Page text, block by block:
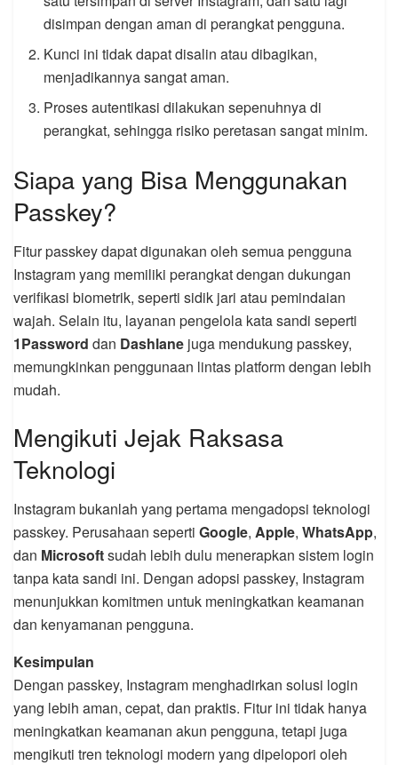
disimpan dengan aman di perangkat pengguna.
Kunci ini tidak dapat disalin atau dibagikan,
menjadikannya sangat aman.
Proses autentikasi dilakukan sepenuhnya di
perangkat, sehingga risiko peretasan sangat minim.
Siapa yang Bisa Menggunakan
Passkey?
Fitur passkey dapat digunakan oleh semua pengguna
Instagram yang memiliki perangkat dengan dukungan
verifikasi biometrik, seperti sidik jari atau pemindaian
wajah. Selain itu, layanan pengelola kata sandi seperti
1Password dan Dashlane juga mendukung passkey,
memungkinkan penggunaan lintas platform dengan lebih
mudah.
Mengikuti Jejak Raksasa
Teknologi
Instagram bukanlah yang pertama mengadopsi teknologi
passkey. Perusahaan seperti Google, Apple, WhatsApp,
dan Microsoftsudah lebih dulu menerapkan sistem login
tanpa kata sandi ini. Dengan adopsi passkey, Instagram
menunjukkan komitmen untuk meningkatkan keamanan
dan kenyamanan pengguna.
Kesimpulan
Dengan passkey, Instagram menghadirkan solusi login
yang lebih aman, cepat, dan praktis. Fitur ini tidak hanya
meningkatkan keamanan akun pengguna, tetapi juga
mengikuti tren teknologi modern yang dipelopori oleh